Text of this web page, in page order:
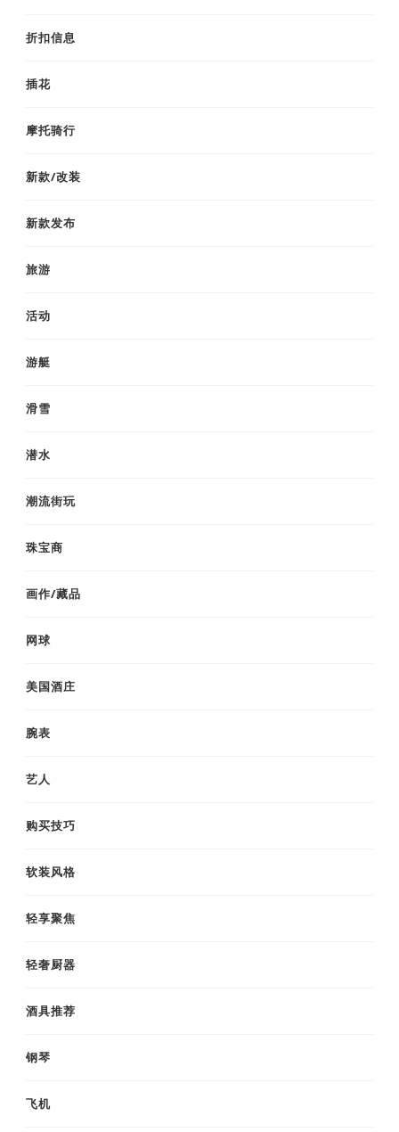
折扣信息
插花
摩托骑行
新款/改装
新款发布
旅游
活动
游艇
滑雪
潜水
潮流街玩
珠宝商
画作/藏品
网球
美国酒庄
腕表
艺人
购买技巧
软装风格
轻享聚焦
轻奢厨器
酒具推荐
钢琴
飞机